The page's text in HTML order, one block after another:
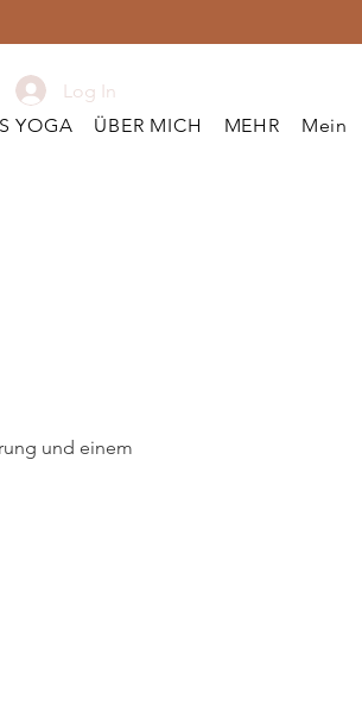
YOGA ÜBER MICH MEHR
Log In
und einem